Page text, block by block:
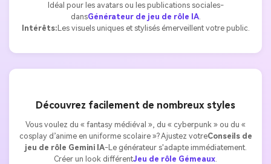
Idéal pour les avatars ou les publications sociales-
dansGénérateur de jeu de rôle IA.
Intérêts: Les visuels uniques et stylisés émerveillent votre public.
Découvrez facilement de nombreux styles
Vous voulez du « fantasy médiéval », du « cyberpunk » ou du «
cosplay d’anime en uniforme scolaire »? Ajustez votreConseils de
jeu de rôle Gemini IA-Le générateur s'adapte immédiatement.
Créer un look différentJeu de rôle Gémeaux